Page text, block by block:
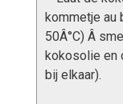
kommetje au
50Â°C) Â
kokosolie en
bij elkaar).